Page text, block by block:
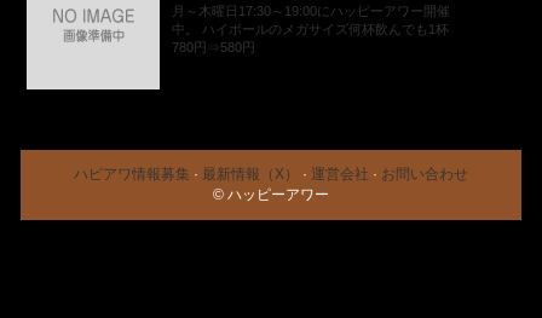
月～木曜日17:30～19:00にハッピーアワー開催
中。 ハイボールのメガサイズ何杯飲んでも1杯
780円⇒580円
ハピアワ情報募集 · 最新情報（X） · 運営会社 · お問い合わせ
© ハッピーアワー